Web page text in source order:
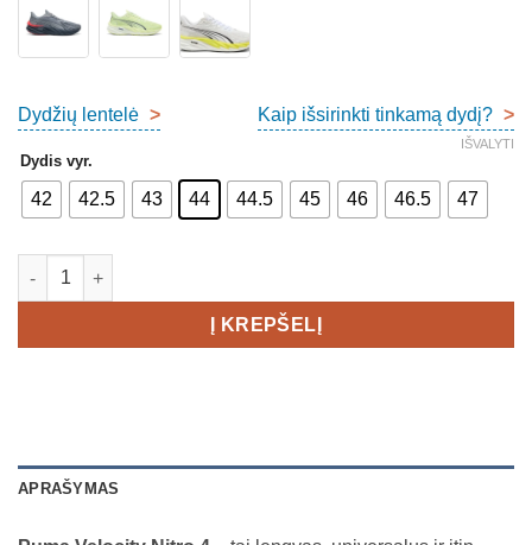
Dydžių lentelė > Kaip išsirinkti tinkamą dydį? >
Dydis vyr.
42 42.5 43 44 44.5 45 46 46.5 47
IŠVALYTI
produkto kiekis: Puma Velocity Nitro 4 Gore-Tex Men's
Į KREPŠELĮ
APRAŠYMAS